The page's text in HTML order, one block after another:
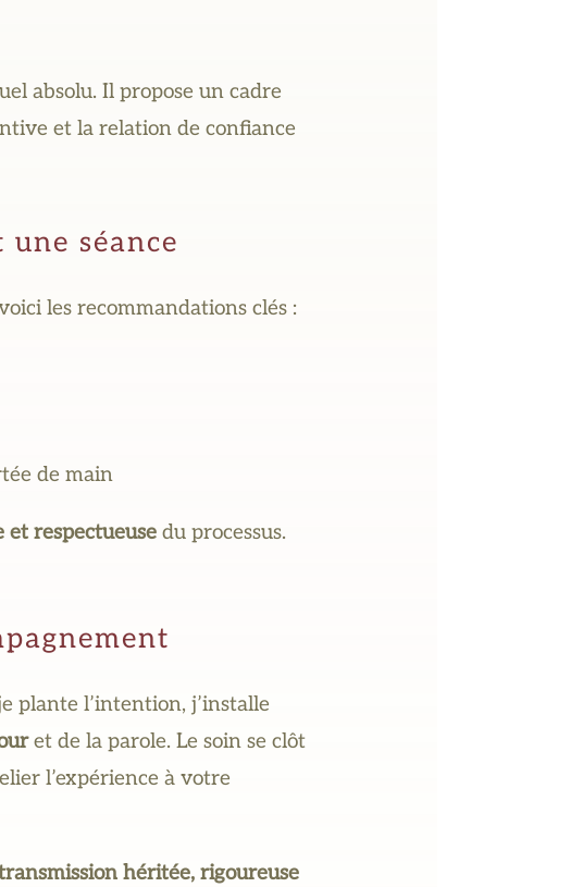
absolu. Il propose un cadre
et la relation de confiance
séance
les recommandations clés :
de main
respectueusedu processus.
plante l’intention, j’installe
et de la parole. Le soin se clôt
l’expérience à votre
héritée, rigoureuse